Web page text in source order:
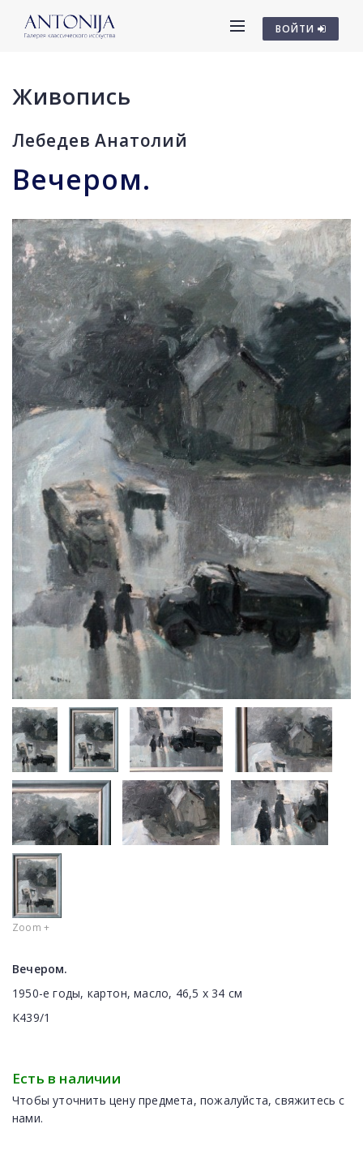
ВОЙТИ
Живопись
Лебедев Анатолий
Вечером.
Zoom +
Вечером.
1950-е годы, картон, масло, 46,5 х 34 см
K439/1
Есть в наличии
Чтобы уточнить цену предмета, пожалуйста, свяжитесь с
нами.